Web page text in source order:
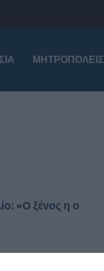
ΜΗΤΡΟΠΌΛΕΙΣ
«Ο ξένος η ο